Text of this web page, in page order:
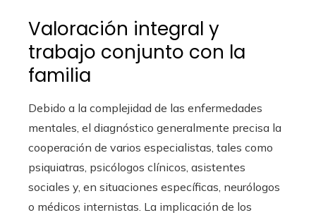
Valoración integral y
trabajo conjunto con la
familia
Debido a la complejidad de las enfermedades
mentales, el diagnóstico generalmente precisa la
cooperación de varios especialistas, tales como
psiquiatras, psicólogos clínicos, asistentes
sociales y, en situaciones específicas, neurólogos
o médicos internistas. La implicación de los